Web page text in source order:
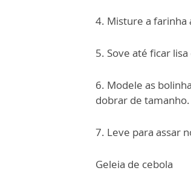
4. Misture a farinha
5. Sove até ficar
6. Modele as
dobrar de tamanho.
7. Leve para assar
Geleia de cebola